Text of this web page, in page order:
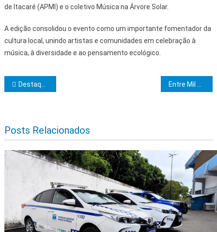
de Itacaré (APMI) e o coletivo Música na Árvore Solar.
A edição consolidou o evento como um importante fomentador da
cultura local, unindo artistas e comunidades em celebração à
música, à diversidade e ao pensamento ecológico.
Navegação de Post
Destaque no JN: agricultura familiar avança na Bahia a partir de investimentos do Governo do Estado no setor
Posts Relacionados